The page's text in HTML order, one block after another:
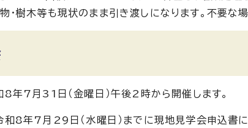
・樹木等も現状のまま引き渡しになります。不要な
年7月31日（金曜日）午後2時から開催します。
和8年7月29日（水曜日）までに現地見学会申込書